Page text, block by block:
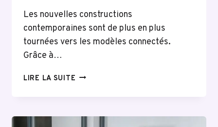
Les nouvelles constructions
contemporaines sont de plus en plus
tournées vers les modèles connectés.
Grâce à…
LIRE LA SUITE 5